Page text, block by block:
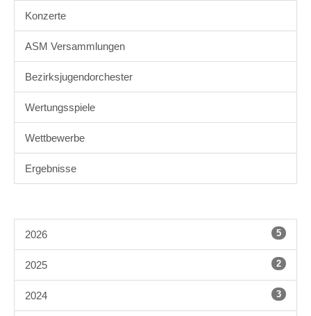
Konzerte
ASM Versammlungen
Bezirksjugendorchester
Wertungsspiele
Wettbewerbe
Ergebnisse
2026 5
2025 2
2024 3